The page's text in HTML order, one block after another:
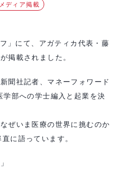
メディア掲載
」にて、アガティカ代表・藤
掲載されました。
聞社記者、マネーフォワード
部への学士編入と起業を決
ぜいま医療の世界に挑むのか
に語っています。